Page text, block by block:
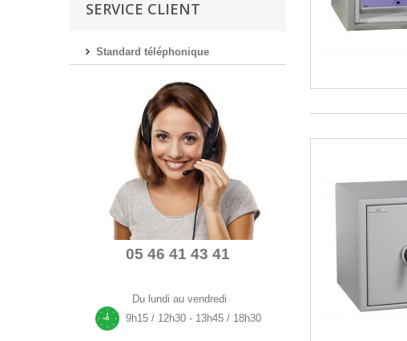
SERVICE CLIENT
Standard téléphonique
05 46 41 43 41
Du lundi au vendredi
9h15 / 12h30 - 13h45 / 18h30